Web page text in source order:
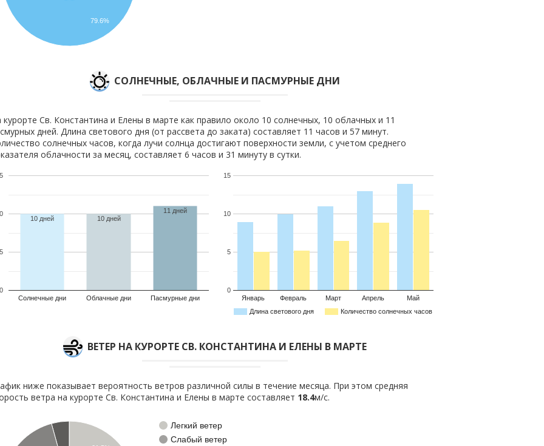
79.6%
CОЛНЕЧНЫЕ, ОБЛАЧНЫЕ И ПАСМУРНЫЕ ДНИ
курорте Св. Константина и Елены в марте как правило около 10 солнечных, 10 облачных и 11
дней. Длина светового дня (от рассвета до заката) составляет 11 часов и 57 минут.
солнечных часов, когда лучи солнца достигают поверхности земли, с учетом среднего
облачности за месяц, составляет 6 часов и 31 минуту в сутки.
Солнечные дни Облачные дни Пасмурные дни
0
5
10 дней 10 дней
11 дней
Длина светового дня Количество солнечных часов
Январь Февраль Март Апрель Май
0
5
10
15
ВЕТЕР НА КУРОРТЕ СВ. КОНСТАНТИНА И ЕЛЕНЫ В МАРТЕ
ниже показывает вероятность ветров различной силы в течение месяца. При этом средняя
ветра на курорте Св. Константина и Елены в марте составляет 18.4м/с.
Легкий ветер
Слабый ветер